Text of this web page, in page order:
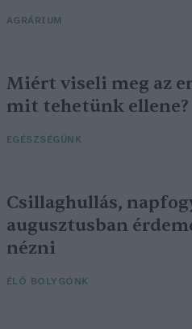
AGRÁRIUM
Miért viseli meg az
mit tehetünk ellene?
EGÉSZSÉGÜNK
Csillaghullás,
augusztusban
nézni
ÉLŐ BOLYGÓNK